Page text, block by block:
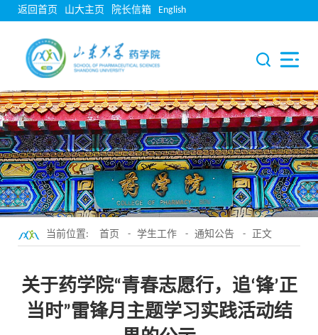
返回首页 山大主页 院长信箱 English
当前位置: 首页 - 学生工作 - 通知公告 - 正文
关于药学院“青春志愿行，追‘锋’正
当时”雷锋月主题学习实践活动结